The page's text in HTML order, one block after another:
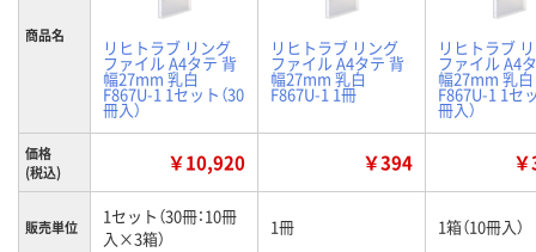
商品名
リヒトラブ リング
ファイル A4タテ 背
幅27mm 乳白
F867U-1 1セット（30
冊入）
リヒトラブ リング
ファイル A4タテ 背
幅27mm 乳白
F867U-1 1冊
リヒトラブ
ファイル A4
幅27mm 乳白
F867U-1 1セ
冊入）
価格
(税込)
￥10,920 ￥394
販売単位
1セット（30冊：10冊
入×3箱）
1冊 1箱（10冊入）